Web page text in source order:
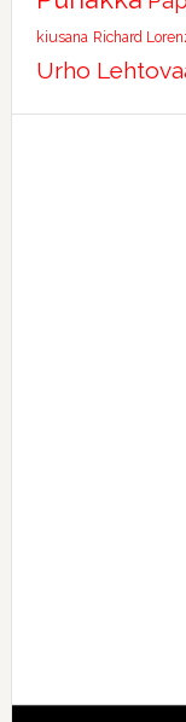
kiusana Richard
Urho